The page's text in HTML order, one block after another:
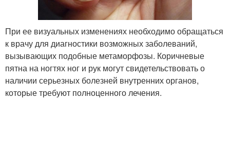
При ее визуальных изменениях необходимо обращаться
к врачу для диагностики возможных заболеваний,
вызывающих подобные метаморфозы. Коричневые
пятна на ногтях ног и рук могут свидетельствовать о
наличии серьезных болезней внутренних органов,
которые требуют полноценного лечения.